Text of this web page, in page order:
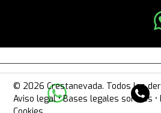
© 2026 Crestanevada. Todos los
Aviso legal•Bases legales sorteos •